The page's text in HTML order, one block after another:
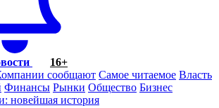
16+
сообщают Самое читаемое Власть
Финансы Рынки Общество Бизнес
новейшая история